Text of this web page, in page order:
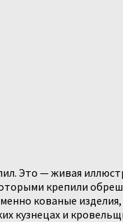
Это — живая
крепили
кованые
кузнецах и